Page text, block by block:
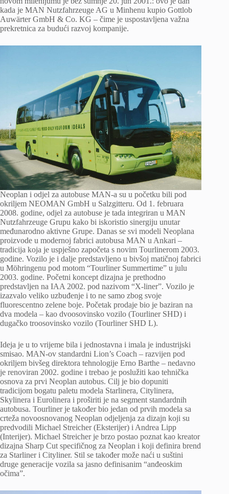
kada je MAN Nutzfahrzeuge AG u Minhenu kupio Gottlob
Auwärter GmbH & Co. KG – čime je uspostavljena važna
prekretnica za budući razvoj kompanije.
Neoplan i odjel za autobuse MAN-a su u početku bili pod
okriljem NEOMAN GmbH u Salzgitteru. Od 1. februara
2008. godine, odjel za autobuse je tada integriran u MAN
Nutzfahrzeuge Grupu kako bi iskoristio sinergiju unutar
međunarodno aktivne Grupe. Danas se svi modeli Neoplana
proizvode u modernoj fabrici autobusa MAN u Ankari –
tradicija koja je uspješno započeta s novim Tourlinerom 2003.
godine. Vozilo je i dalje predstavljeno u bivšoj matičnoj fabrici
u Möhringenu pod motom “Tourliner Summertime” u julu
2003. godine. Početni koncept dizajna je prethodno
predstavljen na IAA 2002. pod nazivom “X-liner”. Vozilo je
izazvalo veliko uzbuđenje i to ne samo zbog svoje
fluorescentno zelene boje. Početak prodaje bio je baziran na
dva modela – kao dvoosovinsko vozilo (Tourliner SHD) i
dugačko troosovinsko vozilo (Tourliner SHD L).
Ideja je u to vrijeme bila i jednostavna i imala je industrijski
smisao. MAN-ov standardni Lion’s Coach – razvijen pod
okriljem bivšeg direktora tehnologije Erno Barthe – nedavno
je renoviran 2002. godine i trebao je poslužiti kao tehnička
osnova za prvi Neoplan autobus. Cilj je bio dopuniti
tradicijom bogatu paletu modela Starlinera, Citylinera,
Skylinera i Eurolinera i proširiti je na segment standardnih
autobusa. Tourliner je također bio jedan od prvih modela sa
crteža novoosnovanog Neoplan odjeljenja za dizajn koji su
predvodili Michael Streicher (Eksterijer) i Andrea Lipp
(Interijer). Michael Streicher je brzo postao poznat kao kreator
dizajna Sharp Cut specifičnog za Neoplan i koji definira brend
za Starliner i Cityliner. Stil se također može naći u suštini
druge generacije vozila sa jasno definisanim “anđeoskim
očima”.